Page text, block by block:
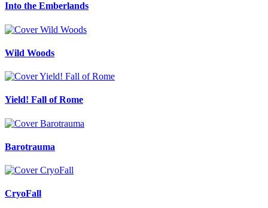
Into the Emberlands
Wild Woods
Yield! Fall of Rome
Barotrauma
CryoFall